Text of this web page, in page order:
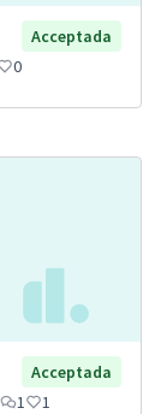
Acceptada
0
Acceptada
1 1